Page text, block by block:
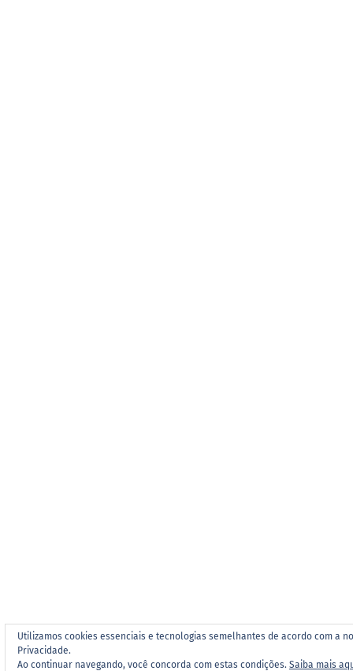
Utilizamos cookies essenciais e tecnologias semelhantes de acordo com a
Privacidade.
Ao continuar navegando, você concorda com estas condições. Saiba mais